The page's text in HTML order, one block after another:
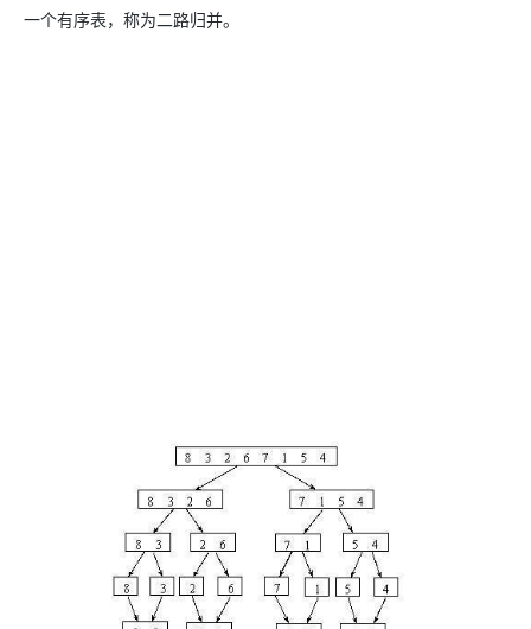
一个有序表，称为二路归并。